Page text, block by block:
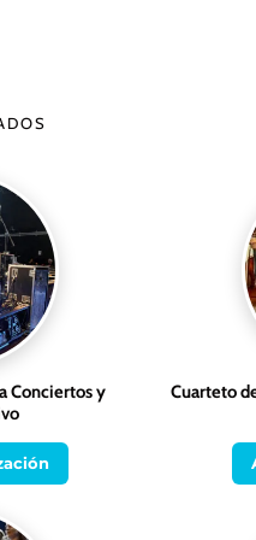
Conciertos y
Cuarteto